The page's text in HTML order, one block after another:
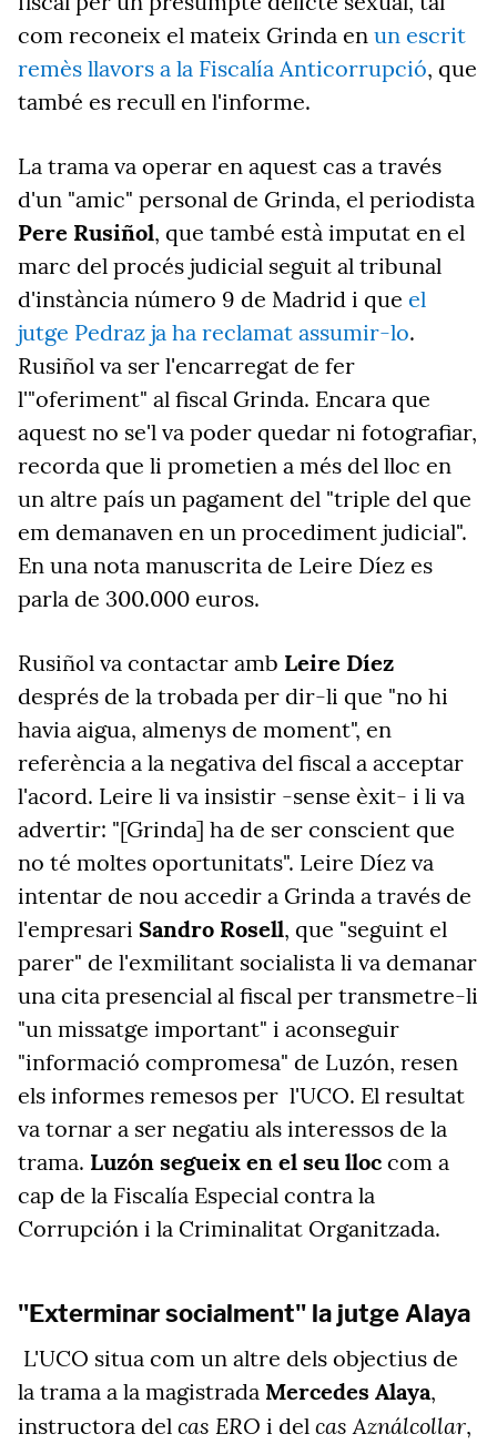
com reconeix el mateix Grinda en un escrit
remès llavors a la Fiscalía Anticorrupció, que
també es recull en l'informe.
La trama va operar en aquest cas a través
d'un "amic" personal de Grinda, el periodista
Pere Rusiñol, que també està imputat en el
marc del procés judicial seguit al tribunal
d'instància número 9 de Madrid i que el
jutge Pedraz ja ha reclamat assumir-lo.
Rusiñol va ser l'encarregat de fer
l'"oferiment" al fiscal Grinda. Encara que
aquest no se'l va poder quedar ni fotografiar,
recorda que li prometien a més del lloc en
un altre país un pagament del "triple del que
em demanaven en un procediment judicial".
En una nota manuscrita de Leire Díez es
parla de 300.000 euros.
Rusiñol va contactar amb Leire Díez
després de la trobada per dir-li que "no hi
havia aigua, almenys de moment", en
referència a la negativa del fiscal a acceptar
l'acord. Leire li va insistir -sense èxit- i li va
advertir: "[Grinda] ha de ser conscient que
no té moltes oportunitats". Leire Díez va
intentar de nou accedir a Grinda a través de
l'empresari Sandro Rosell, que "seguint el
parer" de l'exmilitant socialista li va demanar
una cita presencial al fiscal per transmetre-li
"un missatge important" i aconseguir
"informació compromesa" de Luzón, resen
els informes remesos per l'UCO. El resultat
va tornar a ser negatiu als interessos de la
trama. Luzón segueix en el seu lloc com a
cap de la Fiscalía Especial contra la
Corrupción i la Criminalitat Organitzada.
"Exterminar socialment" la jutge Alaya
L'UCO situa com un altre dels objectius de
la trama a la magistrada Mercedes Alaya,
instructora del cas ERO i del cas Aználcollar,